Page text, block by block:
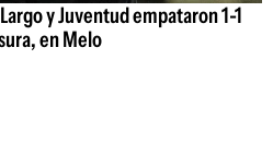
y Juventud empataron 1-1
en Melo